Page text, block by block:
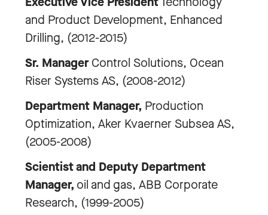
and Product Development, Enhanced
Drilling, (2012-2015)
Sr. ManagerControl Solutions, Ocean
Riser Systems AS, (2008-2012)
Department Manager, Production
Optimization, Aker Kvaerner Subsea AS,
(2005-2008)
Scientist and Deputy Department
Manager, oil and gas, ABB Corporate
Research, (1999-2005)